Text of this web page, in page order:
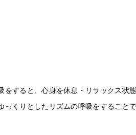
すると、心身を休息・リラックス状
くりとしたリズムの呼吸をすること